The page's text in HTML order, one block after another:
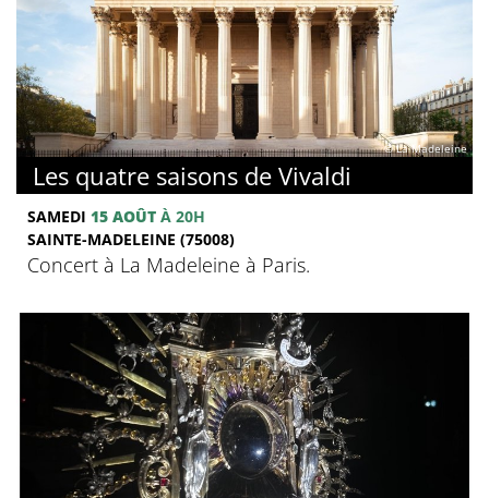
© La Madeleine
Les quatre saisons de Vivaldi
SAMEDI 15 AOÛT À 20H
SAINTE-MADELEINE (75008)
Concert à La Madeleine à Paris.